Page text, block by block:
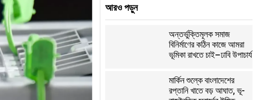
আরও পড়ুন
অন্তর্ভুক্তিমূলক সমাজ
বিনির্মাণের কঠিন কাজে আমরা
ভূমিকা রাখতে চাই–ঢাবি উপাচার্য
মার্কিন শুল্কে বাংলাদেশের
রপ্তানি খাতে বড় আঘাত, ভূ-